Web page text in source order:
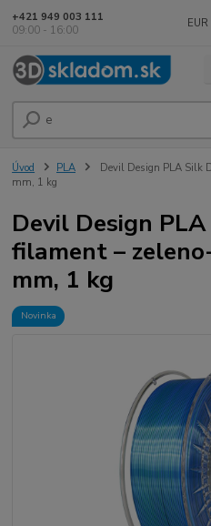
EUR
+421 949 003 111
09:00 - 16:00
Úvod PLA
Devil Design PLA Silk
mm, 1 kg
Devil Design
filament –
mm, 1 kg
Novinka